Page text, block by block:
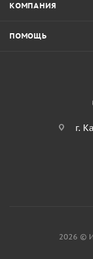
КОМПАНИЯ
ПОМОЩЬ
г.
2026 ©